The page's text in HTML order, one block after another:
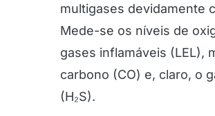
multigases devidamente
Mede-se os níveis de
gases inflamáveis (LEL),
carbono (CO) e, claro, o
(H₂S).